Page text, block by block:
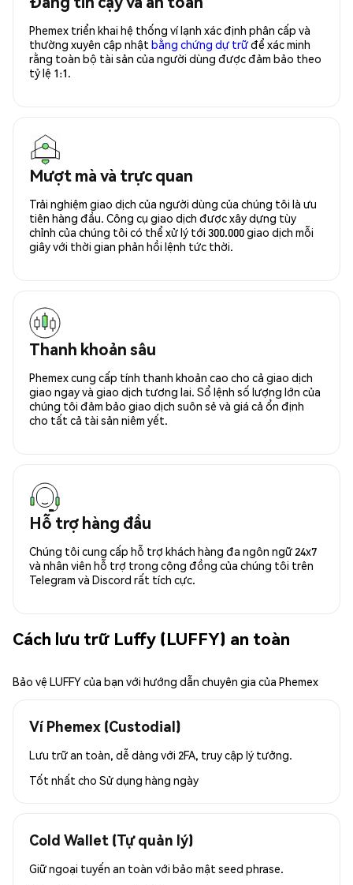
Phemex triển khai hệ thống ví lạnh xác định phân cấp và
thường xuyên cập nhật bằng chứng dự trữđể xác minh
rằng toàn bộ tài sản của người dùng được đảm bảo theo
tỷ lệ 1:1.
Mượt mà và trực quan
Trải nghiệm giao dịch của người dùng của chúng tôi là ưu
tiên hàng đầu. Công cụ giao dịch được xây dựng tùy
chỉnh của chúng tôi có thể xử lý tới 300.000 giao dịch mỗi
giây với thời gian phản hồi lệnh tức thời.
Thanh khoản sâu
Phemex cung cấp tính thanh khoản cao cho cả giao dịch
giao ngay và giao dịch tương lai. Sổ lệnh số lượng lớn của
chúng tôi đảm bảo giao dịch suôn sẻ và giá cả ổn định
cho tất cả tài sản niêm yết.
Hỗ trợ hàng đầu
Chúng tôi cung cấp hỗ trợ khách hàng đa ngôn ngữ 24x7
và nhân viên hỗ trợ trong cộng đồng của chúng tôi trên
Telegram và Discord rất tích cực.
Cách lưu trữ Luffy (LUFFY) an toàn
Bảo vệ LUFFY của bạn với hướng dẫn chuyên gia của Phemex
Ví Phemex (Custodial)
Lưu trữ an toàn, dễ dàng với 2FA, truy cập lý tưởng.
Tốt nhất cho Sử dụng hàng ngày
Cold Wallet (Tự quản lý)
Giữ ngoại tuyến an toàn với bảo mật seed phrase.